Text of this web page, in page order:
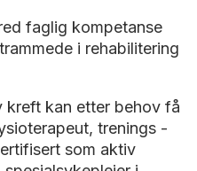
faglig kompetanse
i rehabilitering
kreft kan etter behov få
trenings -
som aktiv